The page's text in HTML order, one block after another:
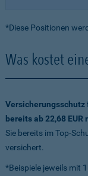
*Diese Positionen
Was kostet
Versicherungsschutz
bereits ab 22,68
Sie bereits im Top-
versichert.
*Beispiele jeweils mit